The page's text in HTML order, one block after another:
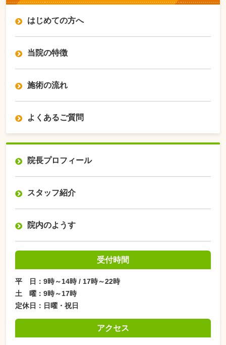
はじめての方へ
当院の特徴
施術の流れ
よくあるご質問
院長プロフィール
スタッフ紹介
院内のようす
受付時間
平 日：9時～14時 / 17時～22時
土 曜：9時～17時
定休日：日曜・祝日
アクセス